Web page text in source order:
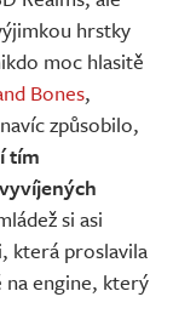
hrstky
moc hlasitě
Bones,
navíc způsobilo,
tím
si asi
která proslavila
na engine, který